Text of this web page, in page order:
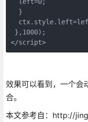
  }
},1000);
</script>
效果可以看到，一个会
合。
本文参考自：http://